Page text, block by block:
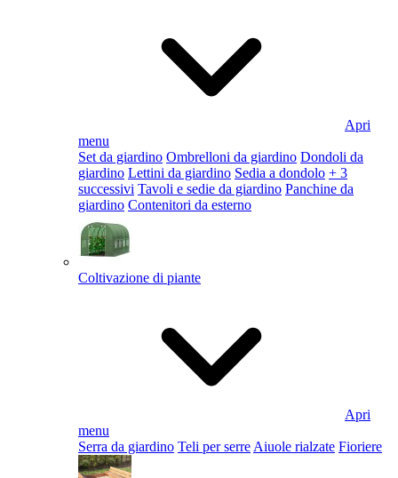
Apri
menu
Set da giardino Ombrelloni da giardino Dondoli da
giardino Lettini da giardino Sedia a dondolo + 3
successivi Tavoli e sedie da giardino Panchine da
giardino Contenitori da esterno
Coltivazione di piante
Apri
menu
Serra da giardino Teli per serre Aiuole rialzate Fioriere